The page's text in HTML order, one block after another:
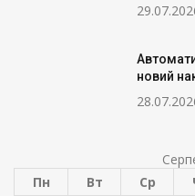
новий
Пн
Вт Ср